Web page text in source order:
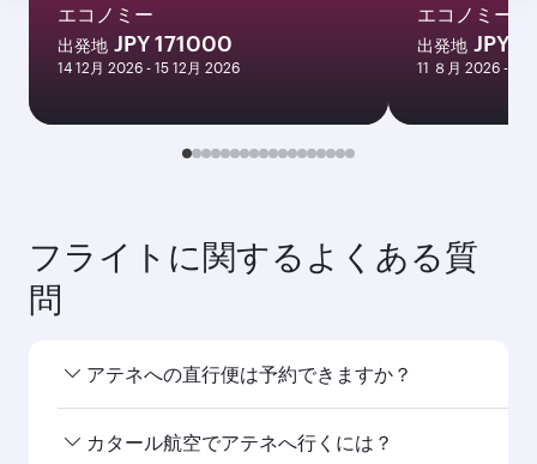
エコノミー
出発地 JPY 171000
14 12月 2026 - 15 12月 2026
エコノミー
出発地 JPY
11 ８月 2026 - 16
フライトに関するよくある質
問
アテネへの直行便は予約できますか？
カタール航空は への直行便を運航しています。時
カタール航空でアテネへ行くには？